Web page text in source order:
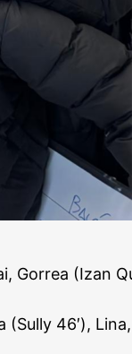
Gorrea (Izan
46′),